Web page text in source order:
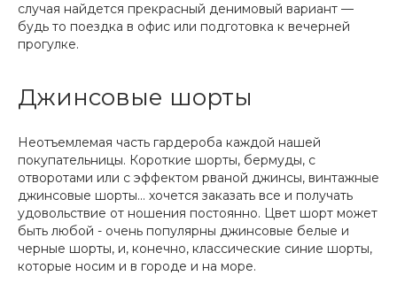
случая найдется прекрасный денимовый вариант —
будь то поездка в офис или подготовка к вечерней
прогулке.
Джинсовые шорты
Неотъемлемая часть гардероба каждой нашей
покупательницы. Короткие шорты, бермуды, с
отворотами или с эффектом рваной джинсы, винтажные
джинсовые шорты... хочется заказать все и получать
удовольствие от ношения постоянно. Цвет шорт может
быть любой - очень популярны джинсовые белые и
черные шорты, и, конечно, классические синие шорты,
которые носим и в городе и на море.